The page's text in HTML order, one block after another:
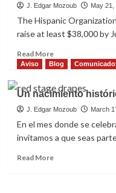
de
Cine
Ecuatoriano
Nueva
York
J. Edgar Mozoub May 21,
The Hispanic
raise at least $38,000 by
Read MoreRead
more
Hola
needs
our
help
Aviso Blog
Un nacimiento
J. Edgar Mozoub March
En el mes donde se
invitamos a que seas
Read MoreRead